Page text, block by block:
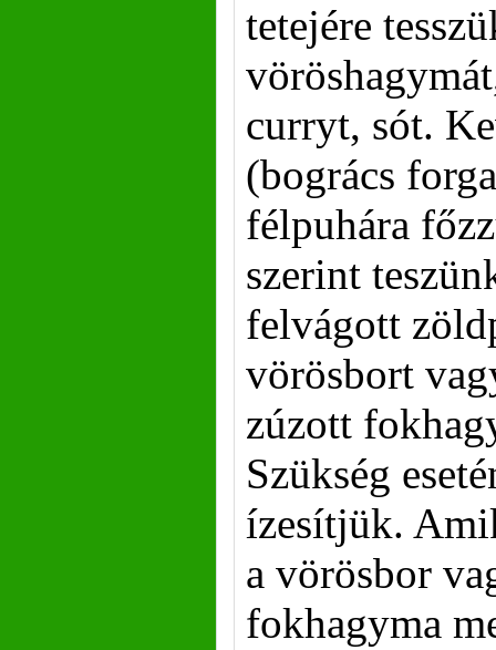
tetejére
curryt, sót.
(bogrács
félpuhára
szerint
felvágott
vörösbort
zúzott
Szükség
ízesítjük.
a vörösbor
fokhagyma